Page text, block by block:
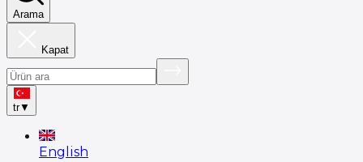
Arama
Kapat
tr▼
English